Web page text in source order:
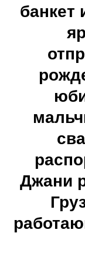
Джани